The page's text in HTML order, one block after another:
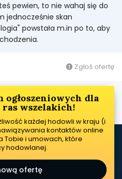
pewien, to nie wahaj się do
jednocześnie skan
powstała m.in po to, aby
Zgłoś ofertę
ogłoszeniowych dla
wszelakich!
każdej hodowli w kraju (i
kontaktów online
Tobie i umowach, które
hodowlanej.
ofertę